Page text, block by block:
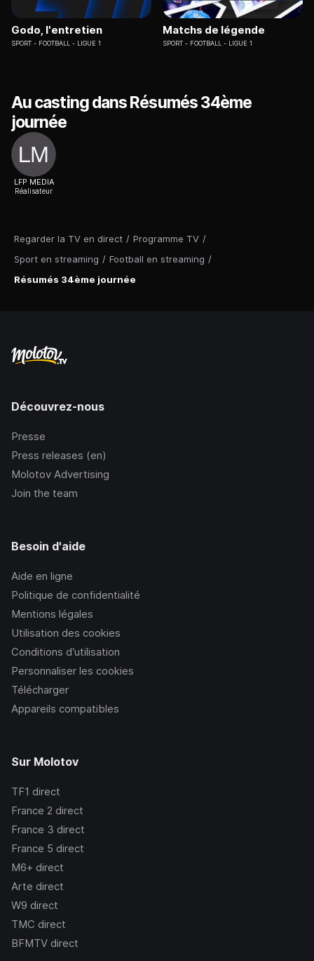
Regarder la TV en direct / Programme TV /
Sport en streaming / Football en streaming /
Résumés 34ème journée
Godo, l'entretien
SPORT FOOTBALL - LIGUE 1
Matchs de légende
SPORT FOOTBALL - LIGUE 1
Au casting dans Résumés 34ème
journée
LFP MEDIA
Réalisateur
Découvrez-nous
Presse
Press releases (en)
Molotov Advertising
Join the team
Besoin d'aide
Aide en ligne
Politique de confidentialité
Mentions légales
Utilisation des cookies
Conditions d’utilisation
Personnaliser les cookies
Télécharger
Appareils compatibles
Sur Molotov
TF1 direct
France 2 direct
France 3 direct
France 5 direct
M6+ direct
Arte direct
W9 direct
TMC direct
BFMTV direct